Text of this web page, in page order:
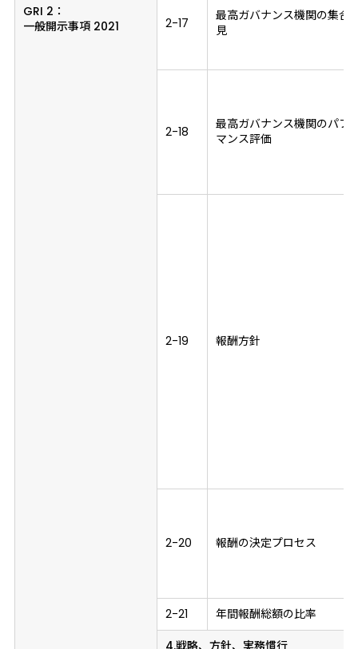
GRI 2：
一般開示事項 2021
2-17
最高ガバナンス機関の集合
見
2-18
最高ガバナンス機関のパフ
マンス評価
2-19 報酬方針
2-20 報酬の決定プロセス
2-21
年間報酬総額の比率
4.戦略、方針、実務慣行